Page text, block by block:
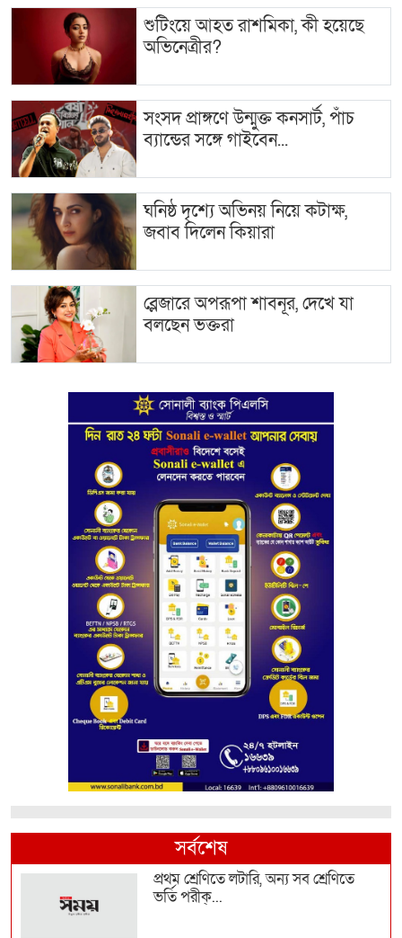
শুটিংয়ে আহত রাশমিকা, কী হয়েছে
অভিনেত্রীর?
সংসদ প্রাঙ্গণে উন্মুক্ত কনসার্ট, পাঁচ
ব্যান্ডের সঙ্গে গাইবেন...
ঘনিষ্ঠ দৃশ্যে অভিনয় নিয়ে কটাক্ষ,
জবাব দিলেন কিয়ারা
ব্লেজারে অপরূপা শাবনূর, দেখে যা
বলছেন ভক্তরা
সর্বশেষ
প্রথম শ্রেণিতে লটারি, অন্য সব শ্রেণিতে
ভর্তি পরীক্...